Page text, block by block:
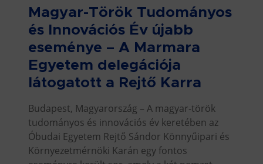
Magyar-Török Tudományos
és Innovációs Év újabb
eseménye – A Marmara
Egyetem delegációja
látogatott a Rejtő Karra
Budapest, Magyarország – A magyar-török
tudományos és innovációs év keretében az
Óbudai Egyetem Rejtő Sándor Könnyűipari és
Környezetmérnöki Karán egy fontos